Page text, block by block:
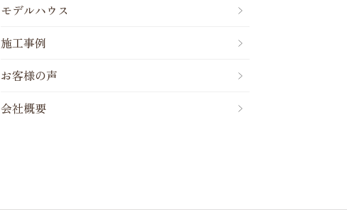
モデルハウス
施工事例
お客様の声
会社概要